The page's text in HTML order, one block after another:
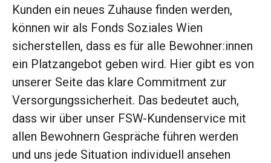
Kunden ein neues Zuhause finden werden,
können wir als Fonds Soziales Wien
sicherstellen, dass es für alle Bewohner:innen
ein Platzangebot geben wird. Hier gibt es von
unserer Seite das klare Commitment zur
Versorgungssicherheit. Das bedeutet auch,
dass wir über unser FSW-Kundenservice mit
allen Bewohnern Gespräche führen werden
und uns jede Situation individuell ansehen